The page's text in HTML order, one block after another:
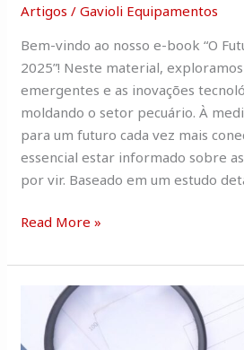
Artigos /Gavioli Equipamentos
Bem-vindo ao nosso e-book “O
2025”! Neste material,
emergentes e as inovações
moldando o setor pecuário. À
para um futuro cada vez mais
essencial estar informado sobre
por vir. Baseado em um estudo
da
Read More »
Tendências
para
pecuária